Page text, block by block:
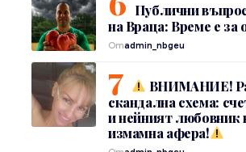
Публични
на Враца: Време е за
Отadmin_nbgeu
ВНИМАНИЕ!
скандална схема:
и нейният любовник
измамна афера!